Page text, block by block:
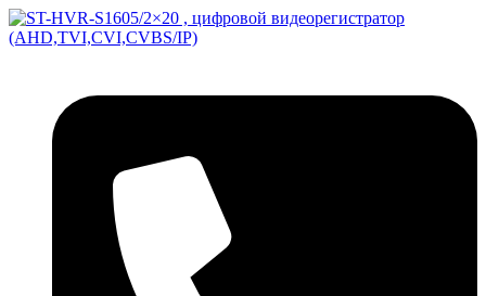
Перейти
к